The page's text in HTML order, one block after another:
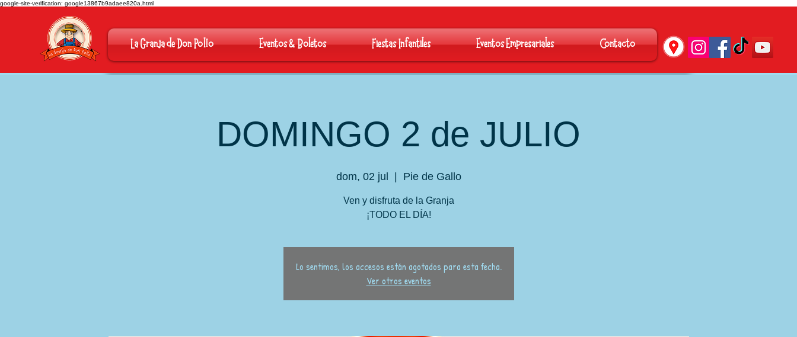
google-site-verification: google13867b9adaee820a.html
La Granja de Don Pollo Eventos & Boletos Fiestas Infantiles Eventos Empresariales Contacto ´
DOMINGO 2 de JULIO
dom, 02 jul Pie de Gallo
Ven y disfruta de la Granja
¡TODO EL DÍA!
Lo sentimos, los accesos están agotados para esta fecha.
Ver otros eventos